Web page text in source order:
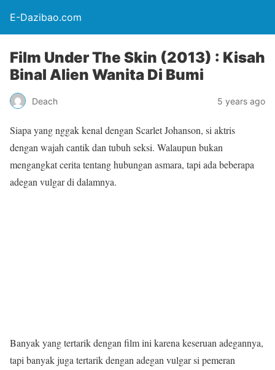
E-Dazibao.com
Film Under The Skin (2013) : Kisah
Binal Alien Wanita Di Bumi
Deach 5 years ago
Siapa yang nggak kenal dengan Scarlet Johanson, si aktris
dengan wajah cantik dan tubuh seksi. Walaupun bukan
mengangkat cerita tentang hubungan asmara, tapi ada beberapa
adegan vulgar di dalamnya.
Banyak yang tertarik dengan film ini karena keseruan adegannya,
tapi banyak juga tertarik dengan adegan vulgar si pemeran